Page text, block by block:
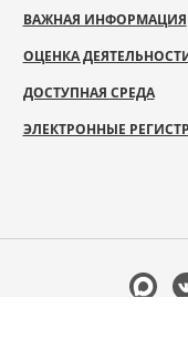
ВАЖНАЯ ИНФОРМАЦИЯ
ОЦЕНКА
ДОСТУПНАЯ СРЕДА
ЭЛЕКТРОННЫЕ